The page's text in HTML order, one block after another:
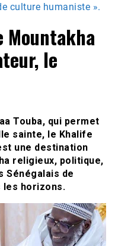
culture humaniste ».
Mountakha
le
Touba, qui permet
sainte, le Khalife
une destination
religieux, politique,
Sénégalais de
horizons.